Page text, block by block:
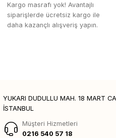
Kargo masrafı yok! Avantajlı
siparişlerde ücretsiz kargo ile
daha kazançlı alışveriş yapın.
YUKARI DUDULLU MAH. 18 MART
İSTANBUL
Müşteri Hizmetleri
0216 540 57 18